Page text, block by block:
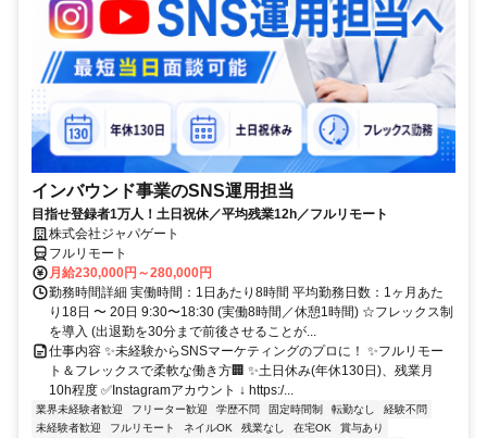
インバウンド事業のSNS運用担当
目指せ登録者1万人！土日祝休／平均残業12h／フルリモート
株式会社ジャパゲート
フルリモート
月給230,000円～280,000円
勤務時間詳細 実働時間：1日あたり8時間 平均勤務日数：1ヶ月あた
り18日 〜 20日 9:30〜18:30 (実働8時間／休憩1時間) ☆フレックス制
を導入 (出退勤を30分まで前後させることが...
仕事内容 ✨未経験からSNSマーケティングのプロに！ ✨フルリモー
ト＆フレックスで柔軟な働き方🏢 ✨土日休み(年休130日)、残業月
10h程度 ✅Instagramアカウント ↓ https:/...
業界未経験者歓迎 フリーター歓迎 学歴不問 固定時間制 転勤なし
経験不問
未経験者歓迎
フルリモート ネイルOK 残業なし 在宅OK
賞与あり